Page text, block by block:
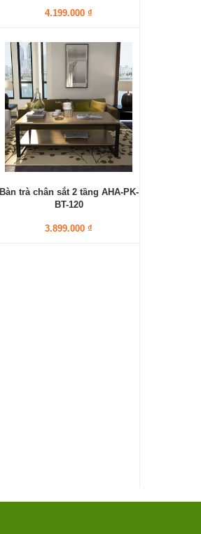
4.199.000 ₫
Bàn trà chân sắt 2 tầng AHA-PK-
BT-120
3.899.000 ₫